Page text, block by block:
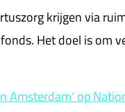
krijgen via
Het doel is om
Amsterdam' op